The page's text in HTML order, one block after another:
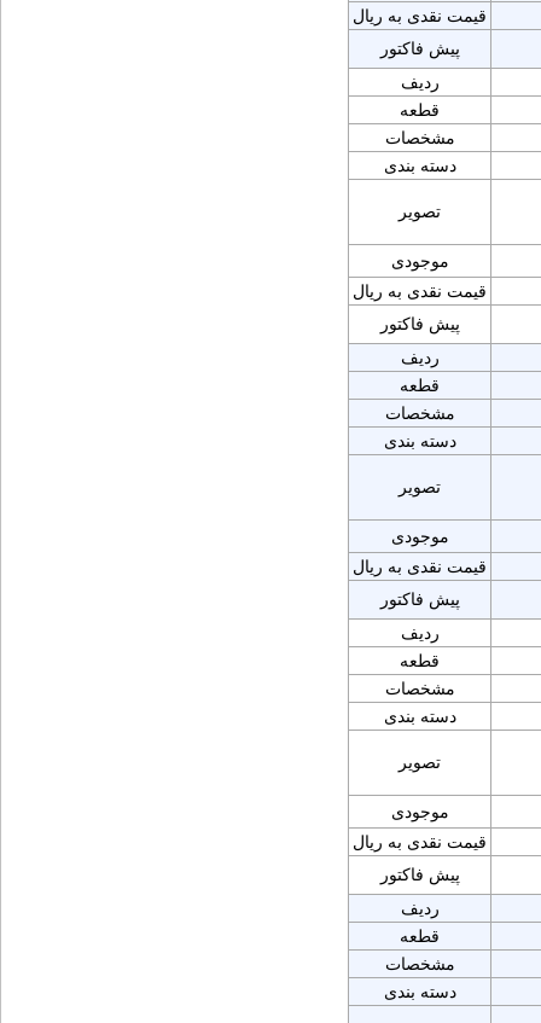
قیمت نقدی به ریال
پیش فاکتور
ردیف
قطعه
مشخصات
دسته بندی
تصویر
موجودی
قیمت نقدی به ریال
پیش فاکتور
ردیف
قطعه
مشخصات
دسته بندی
تصویر
موجودی
قیمت نقدی به ریال
پیش فاکتور
ردیف
قطعه
مشخصات
دسته بندی
تصویر
موجودی
قیمت نقدی به ریال
پیش فاکتور
ردیف
قطعه
مشخصات
دسته بندی